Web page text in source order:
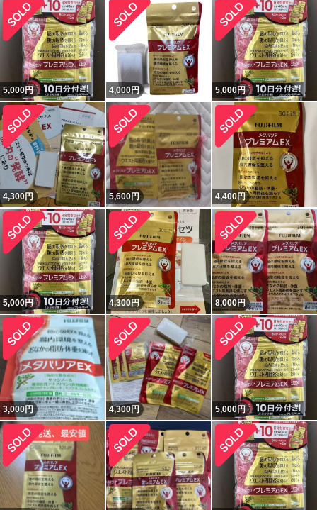
5,000円 4,000円 5,000円
4,300円 5,600円 4,400円
5,000円 4,300円 8,000円
3,000円 4,300円 5,000円